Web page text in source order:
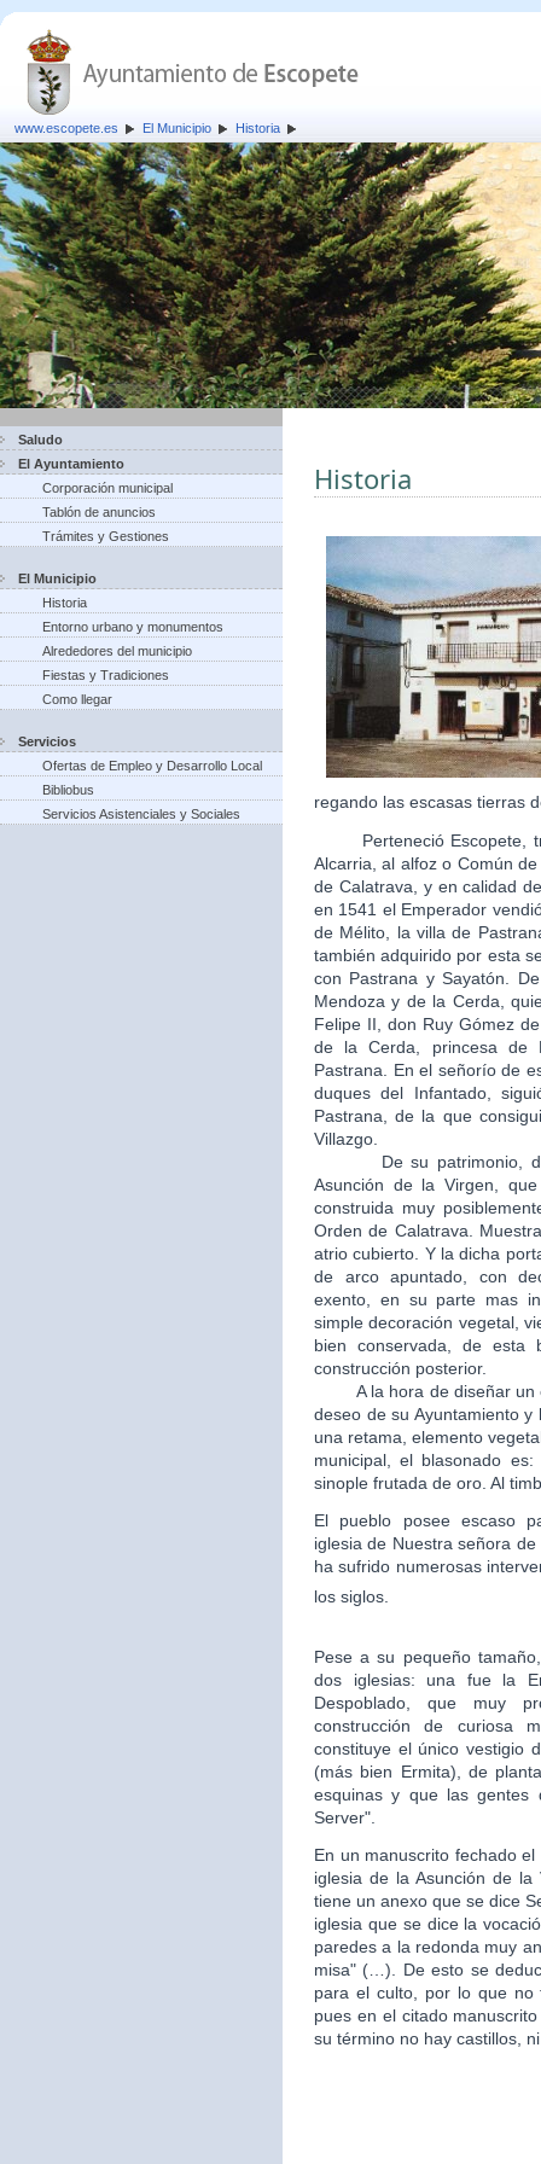
www.escopete.es El Municipio Historia
Saludo
El Ayuntamiento
Corporación municipal
Tablón de anuncios
Trámites y Gestiones
El Municipio
Historia
Entorno urbano y monumentos
Alrededores del municipio
Fiestas y Tradiciones
Como llegar
Servicios
Ofertas de Empleo y Desarrollo Local
Bibliobus
Servicios Asistenciales y Sociales
Historia
regando las escasas tierras
Perteneció Escopete,
Alcarria, al alfoz o Común
de Calatrava, y en calidad
en 1541 el Emperador
de Mélito, la villa de
también adquirido por esta
con Pastrana y Sayatón.
Mendoza y de la Cerda,
Felipe II, don Ruy Gómez
de la Cerda, princesa de
Pastrana. En el señorío de
duques del Infantado,
Pastrana, de la que
Villazgo.
De su patrimonio,
Asunción de la Virgen,
construida muy
Orden de Calatrava.
atrio cubierto. Y la dicha
de arco apuntado, con
exento, en su parte mas
simple decoración vegetal,
bien conservada, de
construcción posterior.
A la hora de diseñar un
deseo de su Ayuntamiento
una retama, elemento
municipal, el blasonado
sinople frutada de oro. Al
El pueblo posee escaso
iglesia de Nuestra señora
ha sufrido numerosas
los siglos.
Pese a su pequeño
dos iglesias: una fue la
Despoblado, que muy
construcción de curiosa
constituye el único vestigio
(más bien Ermita), de
esquinas y que las gentes
Server".
En un manuscrito fechado
iglesia de la Asunción de
tiene un anexo que se dice
iglesia que se dice la
paredes a la redonda muy
misa" (…). De esto se
para el culto, por lo que no
pues en el citado
su término no hay castillos,